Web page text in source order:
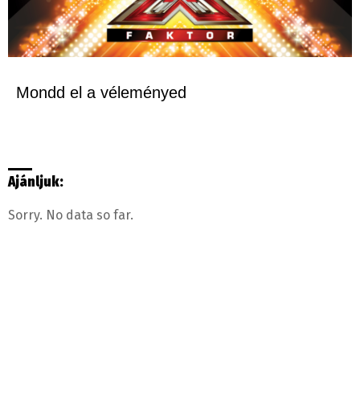
Mondd el a véleményed
Ajánljuk:
Sorry. No data so far.